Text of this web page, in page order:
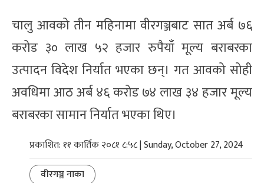
चालु आवको तीन महिनामा वीरगञ्जबाट सात अर्ब ७६
करोड ३० लाख ५२ हजार रुपैयाँ मूल्य बराबरका
उत्पादन विदेश निर्यात भएका छन्। गत आवको सोही
अवधिमा आठ अर्ब ४६ करोड ७४ लाख ३४ हजार मूल्य
बराबरका सामान निर्यात भएका थिए।
प्रकाशित: ११ कार्तिक २०८१ ८:५८ | Sunday, October 27, 2024
वीरगञ्ज नाका